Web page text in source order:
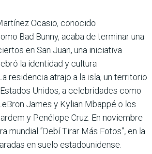
Ocasio, conocido
Bad Bunny, acaba de terminar una
en San Juan, una iniciativa
la identidad y cultura
residencia atrajo a la isla, un territorio
Unidos, a celebridades como
James y Kylian Mbappé o los
y Penélope Cruz. En noviembre
mundial “Debí Tirar Más Fotos”, en la
en suelo estadounidense.